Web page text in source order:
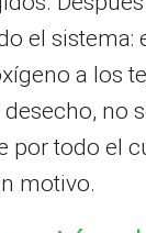
el sistema:
a los
no
por todo el
motivo.